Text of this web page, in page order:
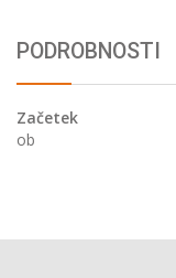
PODROBNOSTI
Začetek
ob